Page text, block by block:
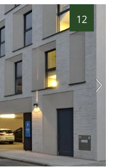
12